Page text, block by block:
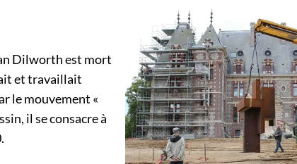
Dilworth est mort
et travaillait
le mouvement «
il se consacre à